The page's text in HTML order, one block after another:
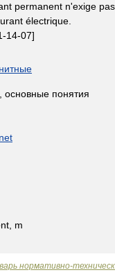
permanent n'exige
électrique.
14-07]
основные понятия
m
нормативно-